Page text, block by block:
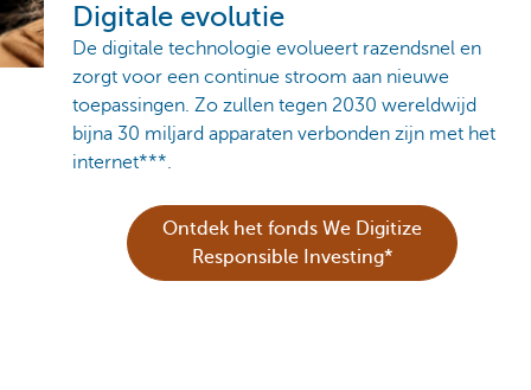
Digitale evolutie
De digitale technologie evolueert razendsnel en
zorgt voor een continue stroom aan nieuwe
toepassingen. Zo zullen tegen 2030 wereldwijd
bijna 30 miljard apparaten verbonden zijn met het
internet***.
Ontdek het fonds We Digitize
Responsible Investing*